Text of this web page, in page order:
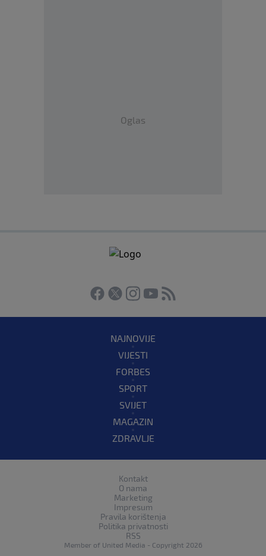
Oglas
NAJNOVIJE
VIJESTI
FORBES
SPORT
SVIJET
MAGAZIN
ZDRAVLJE
Kontakt
O nama
Marketing
Impresum
Pravila korištenja
Politika privatnosti
RSS
Member of United Media - Copyright 2026